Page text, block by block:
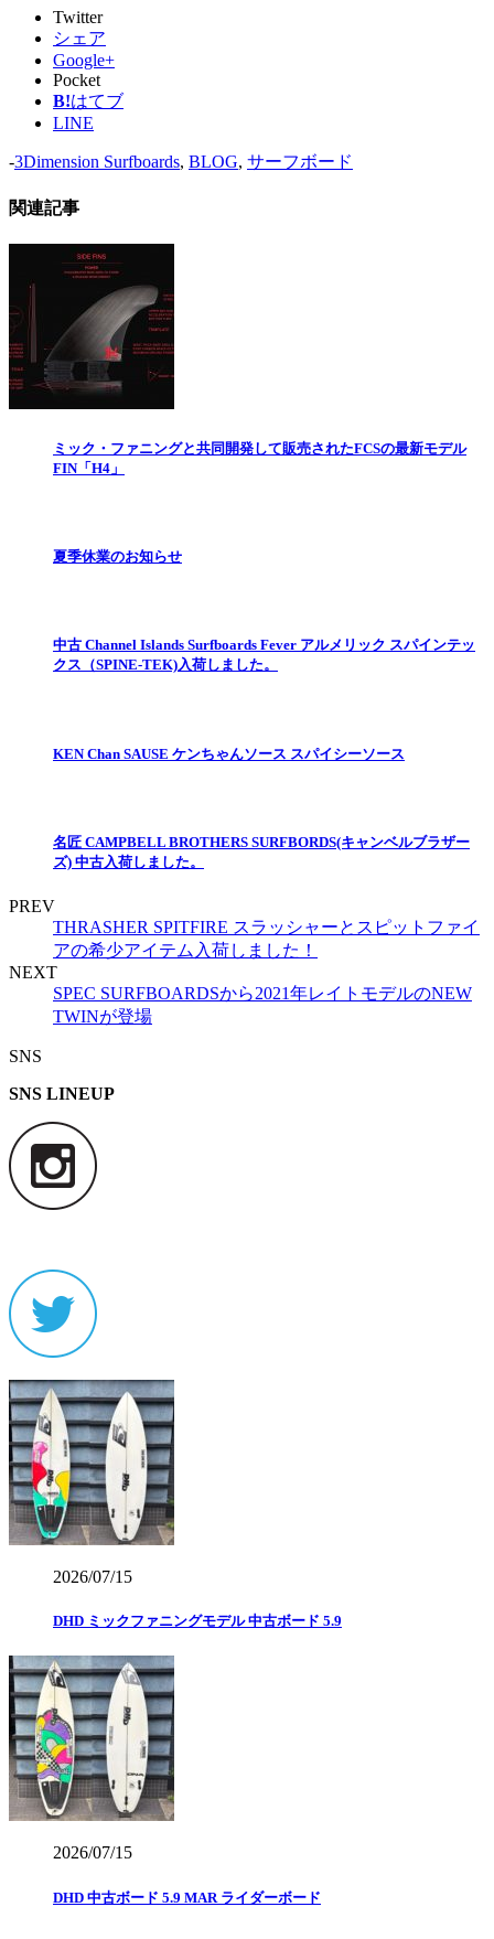
Twitter
シェア
Google+
Pocket
B!はてブ
LINE
-3Dimension Surfboards, BLOG, サーフボード
関連記事
ミック・ファニングと共同開発して販売されたFCSの最新モデル
FIN「H4」
夏季休業のお知らせ
中古 Channel Islands Surfboards Fever アルメリック スパインテッ
クス（SPINE-TEK)入荷しました。
KEN Chan SAUSE ケンちゃんソース スパイシーソース
名匠 CAMPBELL BROTHERS SURFBORDS(キャンベルブラザー
ズ) 中古入荷しました。
PREV
THRASHER SPITFIRE スラッシャーとスピットファイ
アの希少アイテム入荷しました！
NEXT
SPEC SURFBOARDSから2021年レイトモデルのNEW
TWINが登場
SNS
SNS LINEUP
2026/07/15
DHD ミックファニングモデル 中古ボード 5.9
2026/07/15
DHD 中古ボード 5.9 MAR ライダーボード